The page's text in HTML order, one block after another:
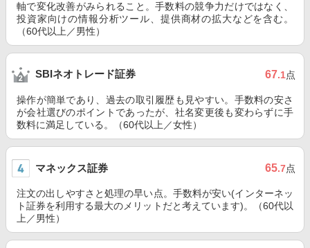
軸で変化改善がみられること。手数料の競争力だけではなく、
投資家向けの情報分析ツール、提供商材の拡大などを含む。
（60代以上／男性）
SBIネオトレード証券 67.1点
操作が簡単であり、過去の取引履歴も見やすい。手数料の安さ
が会社選びのポイントであったが、社名変更後も変わらずに手
数料に満足している。（60代以上／女性）
マネックス証券 65.7点
注文の出しやすさと処理の早い点。手数料が安い(インターネッ
ト証券を利用する最大のメリットだと考えています)。（60代以
上／男性）